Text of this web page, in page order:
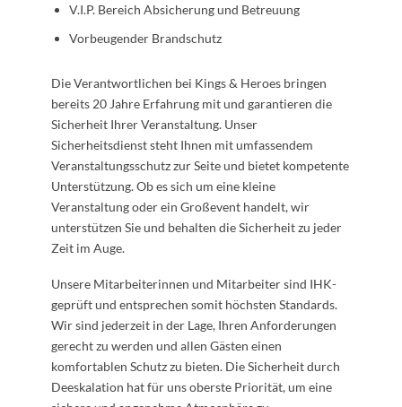
V.I.P. Bereich Absicherung und Betreuung
Vorbeugender Brandschutz
Die Verantwortlichen bei Kings & Heroes bringen
bereits 20 Jahre Erfahrung mit und garantieren die
Sicherheit Ihrer Veranstaltung. Unser
Sicherheitsdienst steht Ihnen mit umfassendem
Veranstaltungsschutz zur Seite und bietet kompetente
Unterstützung. Ob es sich um eine kleine
Veranstaltung oder ein Großevent handelt, wir
unterstützen Sie und behalten die Sicherheit zu jeder
Zeit im Auge.
Unsere Mitarbeiterinnen und Mitarbeiter sind IHK-
geprüft und entsprechen somit höchsten Standards.
Wir sind jederzeit in der Lage, Ihren Anforderungen
gerecht zu werden und allen Gästen einen
komfortablen Schutz zu bieten. Die Sicherheit durch
Deeskalation hat für uns oberste Priorität, um eine